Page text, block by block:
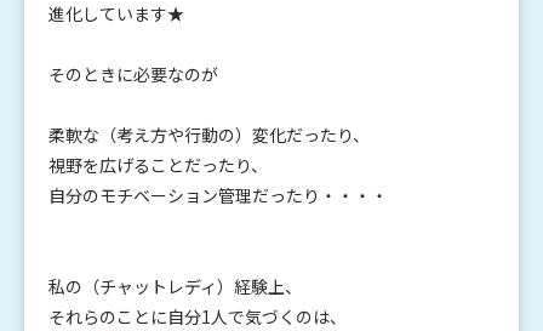
進化しています★
そのときに必要なのが
柔軟な（考え方や行動の）変化だったり、
視野を広げることだったり、
自分のモチベーション管理だったり・・・・
私の（チャットレディ）経験上、
それらのことに自分1人で気づくのは、